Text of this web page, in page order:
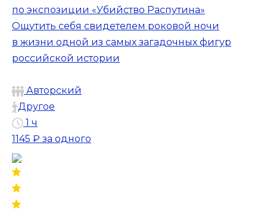
по экспозиции «Убийство Распутина»
Ощутить себя свидетелем роковой ночи
в жизни одной из самых загадочных фигур
российской истории
Авторский
Другое
1 ч
1145 ₽ за одного